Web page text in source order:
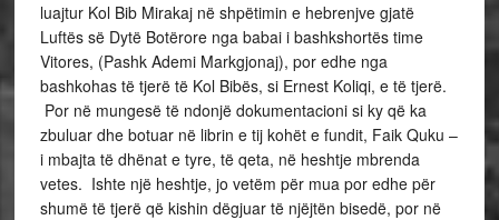
luajtur Kol Bib Mirakaj në shpëtimin e hebrenjve gjatë
Luftës së Dytë Botërore nga babai i bashkshortës time
Vitores, (Pashk Ademi Markgjonaj), por edhe nga
bashkohas të tjerë të Kol Bibës, si Ernest Koliqi, e të tjerë.
Por në mungesë të ndonjë dokumentacioni si ky që ka
zbuluar dhe botuar në librin e tij kohët e fundit, Faik Quku –
i mbajta të dhënat e tyre, të qeta, në heshtje mbrenda
vetes. Ishte një heshtje, jo vetëm për mua por edhe për
shumë të tjerë që kishin dëgjuar të njëjtën bisedë, por në